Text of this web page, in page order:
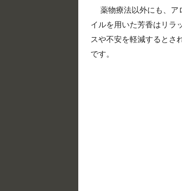
薬物療法以外にも、ア
イルを用いた芳香はリラ
スや不安を軽減するとさ
です。